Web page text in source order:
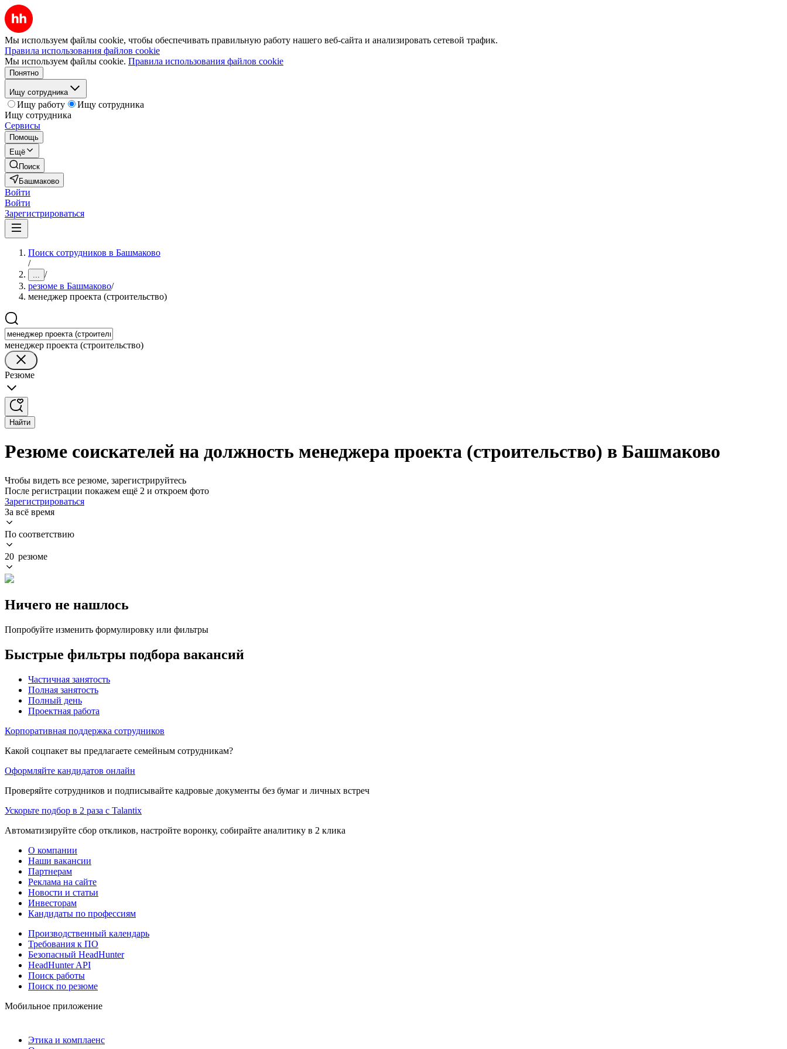
Мы используем файлы cookie, чтобы обеспечивать правильную работу нашего веб-сайта и анализировать сетевой трафик.
Правила использования файлов cookie
Мы используем файлы cookie. Правила использования файлов cookie
Понятно
Ищу сотрудника
Ищу работу
Ищу сотрудника
Ищу сотрудника
Сервисы
Помощь
Ещё
Поиск
Башмаково
Войти
Войти
Зарегистрироваться
Поиск сотрудников в Башмаково
/
... /
резюме в Башмаково/
менеджер проекта (строительство)
менеджер проекта (строительство)
Резюме
Найти
Резюме соискателей на должность менеджера проекта (строительство) в Башмаково
Чтобы видеть все резюме, зарегистрируйтесь
После регистрации покажем ещё 2 и откроем фото
Зарегистрироваться
За всё время
По соответствию
20 резюме
Ничего не нашлось
Попробуйте изменить формулировку или фильтры
Быстрые фильтры подбора вакансий
Частичная занятость
Полная занятость
Полный день
Проектная работа
Корпоративная поддержка сотрудников
Какой соцпакет вы предлагаете семейным сотрудникам?
Оформляйте кандидатов онлайн
Проверяйте сотрудников и подписывайте кадровые документы без бумаг и личных встреч
Ускорьте подбор в 2 раза с Talantix
Автоматизируйте сбор откликов, настройте воронку, собирайте аналитику в 2 клика
О компании
Наши вакансии
Партнерам
Реклама на сайте
Новости и статьи
Инвесторам
Кандидаты по профессиям
Производственный календарь
Требования к ПО
Безопасный HeadHunter
HeadHunter API
Поиск работы
Поиск по резюме
Мобильное приложение
Этика и комплаенс